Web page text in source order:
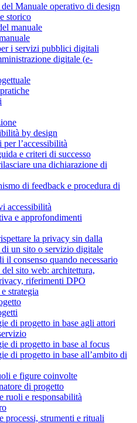
Manuale operativo di design
storico
manuale
i servizi pubblici digitali
digitale (e-
by design
l’accessibilità
e criteri di successo
una dichiarazione di
di feedback e procedura di
accessibilità
e approfondimenti
la privacy sin dalla
di un sito o servizio digitale
il consenso quando necessario
sito web: architettura,
riferimenti DPO
strategia
di progetto in base agli attori
di progetto in base al focus
di progetto in base all’ambito di
e figure coinvolte
di progetto
ruoli e responsabilità
processi, strumenti e rituali